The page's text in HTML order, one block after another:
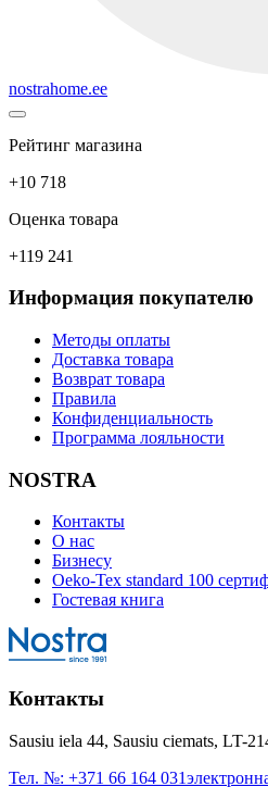
nostrahome.ee
Рейтинг магазина
+10 718
Оценка товара
+119 241
Информация покупателю
Методы оплаты
Доставка товара
Возврат товара
Правила
Конфиденциальность
Программа лояльности
NOSTRA
Контакты
О нас
Бизнесу
Oeko-Tex standard 100
Гостевая книга
Контакты
Sausiu iela 44, Sausiu ciemats, LT-
Тел. №: +371 66 164 031